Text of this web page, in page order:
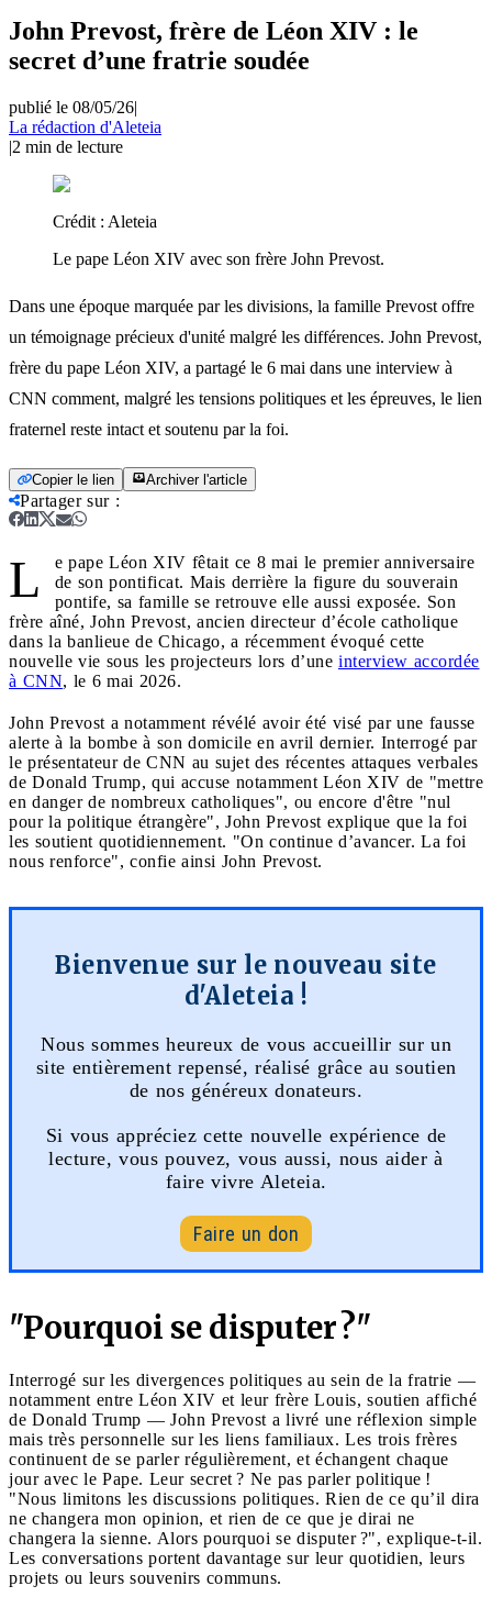
John Prevost, frère de Léon XIV : le
secret d’une fratrie soudée
publié le 08/05/26|
La rédaction d'Aleteia
|2 min de lecture
Crédit : Aleteia
Le pape Léon XIV avec son frère John Prevost.
Dans une époque marquée par les divisions, la famille Prevost offre
un témoignage précieux d'unité malgré les différences. John Prevost,
frère du pape Léon XIV, a partagé le 6 mai dans une interview à
CNN comment, malgré les tensions politiques et les épreuves, le lien
fraternel reste intact et soutenu par la foi.
Copier le lien Archiver l'article
Partager sur:
L
e pape Léon XIV fêtait ce 8 mai le premier anniversaire
de son pontificat. Mais derrière la figure du souverain
pontife, sa famille se retrouve elle aussi exposée. Son
frère aîné, John Prevost, ancien directeur d’école catholique
dans la banlieue de Chicago, a récemment évoqué cette
nouvelle vie sous les projecteurs lors d’une interview accordée
à CNN, le 6 mai 2026.
John Prevost a notamment révélé avoir été visé par une fausse
alerte à la bombe à son domicile en avril dernier. Interrogé par
le présentateur de CNN au sujet des récentes attaques verbales
de Donald Trump, qui accuse notamment Léon XIV de "mettre
en danger de nombreux catholiques", ou encore d'être "nul
pour la politique étrangère", John Prevost explique que la foi
les soutient quotidiennement. "On continue d’avancer. La foi
nous renforce", confie ainsi John Prevost.
Bienvenue sur le nouveau site
d'Aleteia !
Nous sommes heureux de vous accueillir sur un
site entièrement repensé, réalisé grâce au soutien
de nos généreux donateurs.
Si vous appréciez cette nouvelle expérience de
lecture, vous pouvez, vous aussi, nous aider à
faire vivre Aleteia.
Faire un don
"Pourquoi se disputer ?"
Interrogé sur les divergences politiques au sein de la fratrie —
notamment entre Léon XIV et leur frère Louis, soutien affiché
de Donald Trump — John Prevost a livré une réflexion simple
mais très personnelle sur les liens familiaux. Les trois frères
continuent de se parler régulièrement, et échangent chaque
jour avec le Pape. Leur secret ? Ne pas parler politique !
"Nous limitons les discussions politiques. Rien de ce qu’il dira
ne changera mon opinion, et rien de ce que je dirai ne
changera la sienne. Alors pourquoi se disputer ?", explique-t-il.
Les conversations portent davantage sur leur quotidien, leurs
projets ou leurs souvenirs communs.